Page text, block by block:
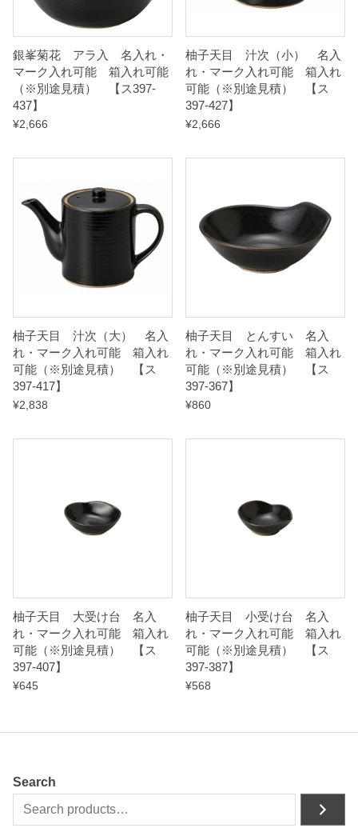
3
7
3
t
i
t
y
銀峯菊花 アラ入 名入れ・
マーク入れ可能 箱入れ可能
（※別途見積） 【ス397-
437】
¥2,666
柚子天目 汁次（小） 名入
れ・マーク入れ可能 箱入れ
可能（※別途見積） 【ス
397-427】
¥2,666
柚子天目 汁次（大） 名入
れ・マーク入れ可能 箱入れ
可能（※別途見積） 【ス
397-417】
¥2,838
柚子天目 とんすい 名入
れ・マーク入れ可能 箱入れ
可能（※別途見積） 【ス
397-367】
¥860
柚子天目 大受け台 名入
れ・マーク入れ可能 箱入れ
可能（※別途見積） 【ス
397-407】
¥645
柚子天目 小受け台 名入
れ・マーク入れ可能 箱入れ
可能（※別途見積） 【ス
397-387】
¥568
Search